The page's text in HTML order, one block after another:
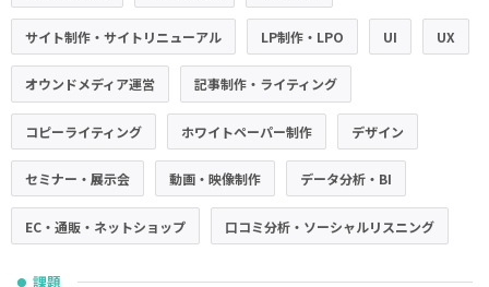
サイト制作・サイトリニューアル LP制作・LPO UI UX
オウンドメディア運営 記事制作・ライティング
コピーライティング ホワイトペーパー制作 デザイン
セミナー・展示会 動画・映像制作 データ分析・BI
EC・通販・ネットショップ 口コミ分析・ソーシャルリスニング
● 課題